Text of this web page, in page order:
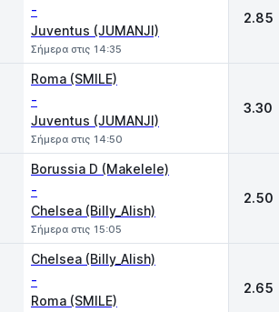
-
Juventus (JUMANJI)
Σήμερα στις 14:35
2.85
Roma (SMILE)
-
Juventus (JUMANJI)
Σήμερα στις 14:50
3.30
Borussia D (Makelele)
-
Chelsea (Billy_Alish)
Σήμερα στις 15:05
2.50
Chelsea (Billy_Alish)
-
Roma (SMILE)
2.65